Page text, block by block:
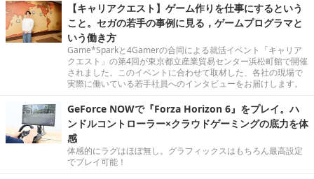
【キャリアクエスト】ゲーム作りを仕事にするという
こと。セガの若手の事例に見る，ゲームプログラマと
いう働き方
Game*Sparkと4Gamerの合同による就活イベント「キャリア
クエスト」の第4回が東京都立産業貿易センター浜松町館で開催
されました。このイベントに合わせて取材した、各社の現場で
実際に働いている若手社員へのインタビューをお届けします。
GeForce NOWで『Forza Horizon 6』をプレイ。ハ
ンドルコントローラー×クラウドゲーミングの底力を体
感
体感的にラグはほぼ無し。グラフィックスはもちろん最高設定
でプレイ可能！